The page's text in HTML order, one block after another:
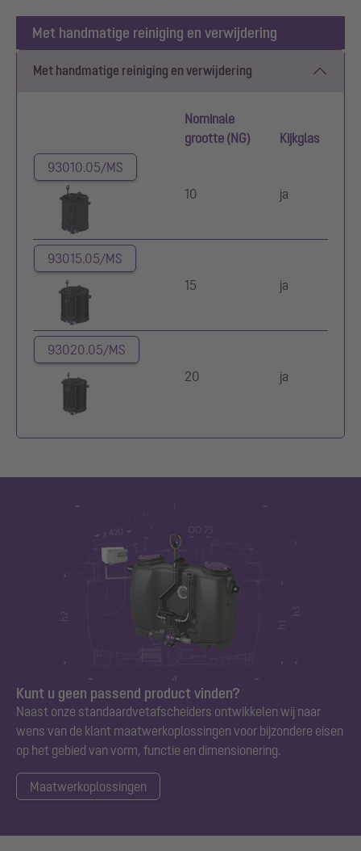
Met handmatige reiniging en verwijdering
Met handmatige reiniging en verwijdering
Nominale
grootte (NG)
Kijkglas
93010.05/MS
10
ja
93015.05/MS
15
ja
93020.05/MS
20
ja
Kunt u geen passend product vinden?
Naast onze standaardvetafscheiders ontwikkelen wij naar
wens van de klant maatwerkoplossingen voor bijzondere eisen
op het gebied van vorm, functie en dimensionering.
Maatwerkoplossingen